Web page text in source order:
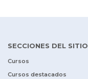
SECCIONES DEL SITIO
Cursos
Cursos destacados